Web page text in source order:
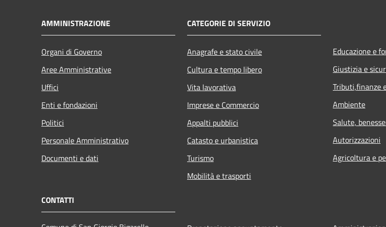
AMMINISTRAZIONE
Organi di Governo
Aree Amministrative
Uffici
Enti e fondazioni
Politici
Personale Amministrativo
Documenti e dati
CATEGORIE DI SERVIZIO
Anagrafe e stato civile
Cultura e tempo libero
Vita lavorativa
Imprese e Commercio
Appalti pubblici
Catasto e urbanistica
Turismo
Mobilità e trasporti
Educazione e
Giustizia e
Tributi,finanze
Ambiente
Salute,
Autorizzazioni
Agricoltura e
CONTATTI